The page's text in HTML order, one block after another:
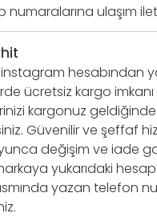
ulaşım
hesabından
ücretsiz kargo
kargonuz geldiğinde
Güvenilir ve şeffaf
değişim ve iade
yukarıdaki
yazan telefon